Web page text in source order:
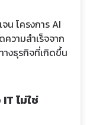
น โครงการ AI
วามสำเร็จจาก
างธุรกิจที่เกิดขึ้น
ไม่ใช่